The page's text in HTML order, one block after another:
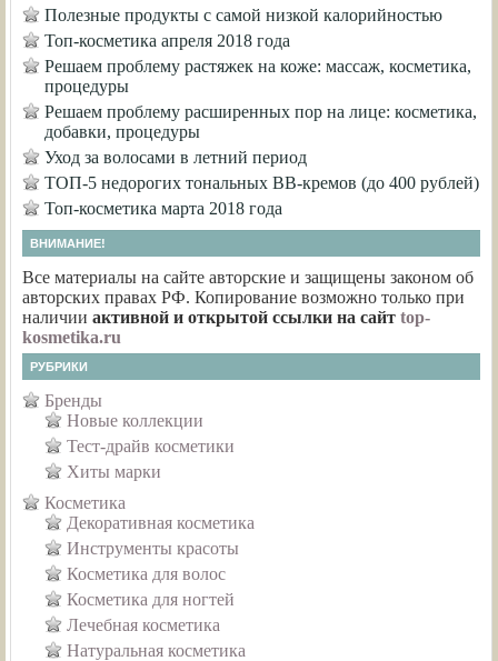
Полезные продукты с самой низкой калорийностью
Топ-косметика апреля 2018 года
Решаем проблему растяжек на коже: массаж, косметика,
процедуры
Решаем проблему расширенных пор на лице: косметика,
добавки, процедуры
Уход за волосами в летний период
ТОП-5 недорогих тональных ВВ-кремов (до 400 рублей)
Топ-косметика марта 2018 года
ВНИМАНИЕ!
Все материалы на сайте авторские и защищены законом об
авторских правах РФ. Копирование возможно только при
наличии активной и открытой ссылки на сайт top-
kosmetika.ru
РУБРИКИ
Бренды
Новые коллекции
Тест-драйв косметики
Хиты марки
Косметика
Декоративная косметика
Инструменты красоты
Косметика для волос
Косметика для ногтей
Лечебная косметика
Натуральная косметика